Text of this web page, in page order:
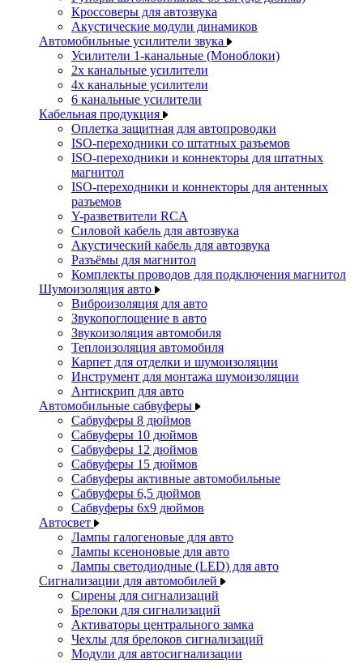
Кроссоверы для автозвука
Акустические модули динамиков
Автомобильные усилители звука
Усилители 1-канальные (Моноблоки)
2х канальные усилители
4х канальные усилители
6 канальные усилители
Кабельная продукция
Оплетка защитная для автопроводки
ISO-переходники со штатных разъемов
ISO-переходники и коннекторы для штатных
магнитол
ISO-переходники и коннекторы для антенных
разъемов
Y-разветвители RCA
Силовой кабель для автозвука
Акустический кабель для автозвука
Разъёмы для магнитол
Комплекты проводов для подключения магнитол
Шумоизоляция авто
Виброизоляция для авто
Звукопоглощение в авто
Звукоизоляция автомобиля
Теплоизоляция автомобиля
Карпет для отделки и шумоизоляции
Инструмент для монтажа шумоизоляции
Антискрип для авто
Автомобильные сабвуферы
Сабвуферы 8 дюймов
Сабвуферы 10 дюймов
Сабвуферы 12 дюймов
Сабвуферы 15 дюймов
Сабвуферы активные автомобильные
Сабвуферы 6,5 дюймов
Сабвуферы 6x9 дюймов
Автосвет
Лампы галогеновые для авто
Лампы ксеноновые для авто
Лампы светодиодные (LED) для авто
Сигнализации для автомобилей
Сирены для сигнализаций
Брелоки для сигнализаций
Активаторы центрального замка
Чехлы для брелоков сигнализаций
Модули для автосигнализации